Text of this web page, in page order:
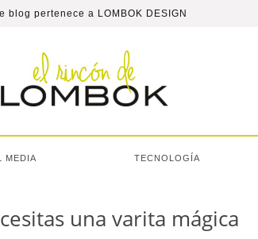
blog pertenece a LOMBOK DESIGN
MEDIA TECNOLOGÍA
una varita mágica